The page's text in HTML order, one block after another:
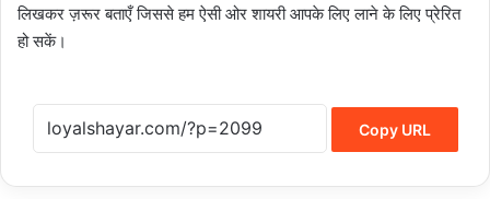
लिखकर ज़रूर बताएँ जिससे हम ऐसी ओर शायरी आपके लिए लाने के लिए प्रेरित
हो सकें।
Copy URL